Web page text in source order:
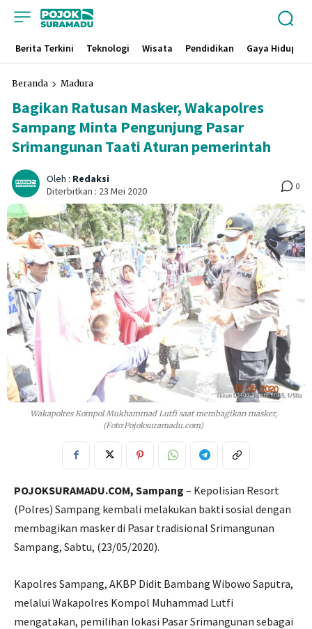
Berita Terkini Teknologi Wisata Pendidikan Gaya Hidup
Beranda Madura
Bagikan Ratusan Masker, Wakapolres
Sampang Minta Pengunjung Pasar
Srimangunan Taati Aturan pemerintah
Oleh : Redaksi
Diterbitkan : 23 Mei 2020 0
Wakapolres Kompol Mukhammad Lutfi saat membagikan masker,
(Foto:Pojoksuramadu.com)
POJOKSURAMADU.COM, Sampang – Kepolisian Resort
(Polres) Sampang kembali melakukan bakti sosial dengan
membagikan masker di Pasar tradisional Srimangunan
Sampang, Sabtu, (23/05/2020).
Kapolres Sampang, AKBP Didit Bambang Wibowo Saputra,
melalui Wakapolres Kompol Muhammad Lutfi
mengatakan, pemilihan lokasi Pasar Srimangunan sebagai